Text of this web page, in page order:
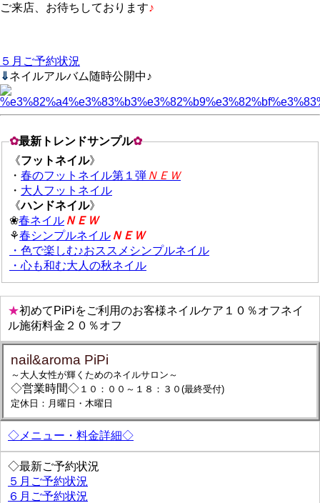
ご来店、お待ちしております♪
５月ご予約状況
⇓ネイルアルバム随時公開中♪
✿最新トレンドサンプル✿
《フットネイル》
・ 春のフットネイル第１弾 ＮＥＷ
・ 大人フットネイル
《ハンドネイル》
❀春ネイル ＮＥＷ
⚘春シンプルネイル ＮＥＷ
・色で楽しむ♪おススメシンプルネイル
・心も和む大人の秋ネイル
★初めてPiPiをご利用のお客様ネイルケア１０％オフネイ
ル施術料金２０％オフ
nail&aroma PiPi
～大人女性が輝くためのネイルサロン～
◇営業時間◇ １０：００～１８：３０(最終受付)
定休日：月曜日・木曜日
◇メニュー・料金詳細◇
◇最新ご予約状況
５月ご予約状況
６月ご予約状況